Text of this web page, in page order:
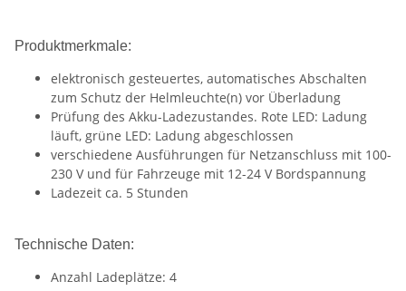
Produktmerkmale:
elektronisch gesteuertes, automatisches Abschalten
zum Schutz der Helmleuchte(n) vor Überladung
Prüfung des Akku-Ladezustandes. Rote LED: Ladung
läuft, grüne LED: Ladung abgeschlossen
verschiedene Ausführungen für Netzanschluss mit 100-
230 V und für Fahrzeuge mit 12-24 V Bordspannung
Ladezeit ca. 5 Stunden
Technische Daten:
Anzahl Ladeplätze: 4